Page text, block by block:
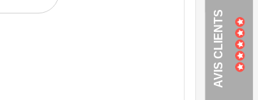
AVIS CLIENTS